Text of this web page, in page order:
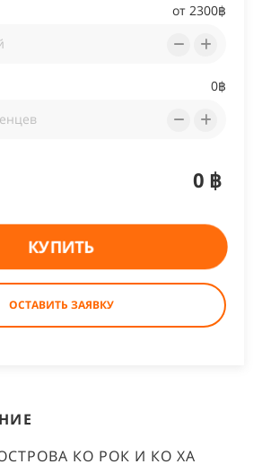
от 2300฿
0฿
0฿
КУПИТЬ
ОСТАВИТЬ ЗАЯВКУ
КО РОК И КО ХА